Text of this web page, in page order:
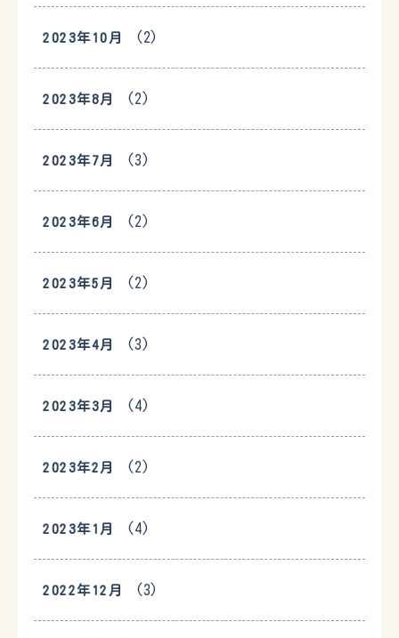
2023年10月 (2)
2023年8月 (2)
2023年7月 (3)
2023年6月 (2)
2023年5月 (2)
2023年4月 (3)
2023年3月 (4)
2023年2月 (2)
2023年1月 (4)
2022年12月 (3)